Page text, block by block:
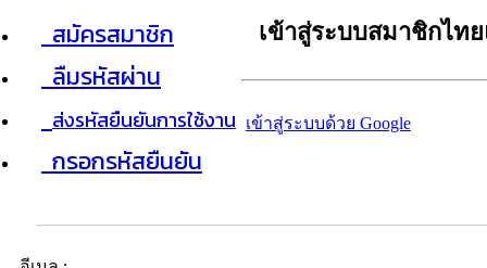
สมัครสมาชิก
ลืมรหัสผ่าน
ส่งรหัสยืนยันการใช้งาน
กรอกรหัสยืนยัน
เข้าสู่ระบบสมาชิกไท
เข้าสู่ระบบด้วย Google